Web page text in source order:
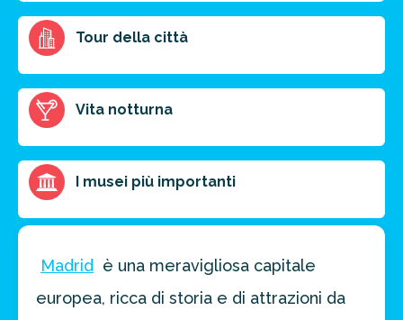
prossima destinazione di viaggio.
FAI PREVENTIVO
Tour della città
Vita notturna
I musei più importanti
Madrid
è una meravigliosa capitale
europea, ricca di storia e di attrazioni da